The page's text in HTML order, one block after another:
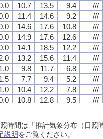
10.7 13.5 9.4
///
11.4 14.6 9.2
///
14.6 17.6 10.8
///
14.9 17.6 12.6
///
14.1 18.5 12.2
///
2.0 13.2 15.6 11.4
///
1.0 9.8 11.7 6.8
///
1.5 7.7 9.4 5.2
///
1.0 10.4 12.2 7.8
///
10.8 12.8 9.5
///
11.3 15.8 7.7
///
13.3 15.8 10.1
///
10.7 13.5 9.4
///
11.4 14.6 9.2
///
14.6 17.6 10.8
///
14.9 17.6 12.6
///
14.1 18.5 12.2
///
2.0 13.2 15.6 11.4
///
1.0 9.8 11.7 6.8
///
1.5 7.7 9.4 5.2
///
1.0 10.4 12.2 7.8
///
10.8 12.8 9.5
///
11.3 15.8 7.7
///
13.3 15.8 10.1
///
10.7 13.5 9.4
///
11.4 14.6 9.2
///
14.6 17.6 10.8
///
14.9 17.6 12.6
///
14.1 18.5 12.2
///
2.0 13.2 15.6 11.4
///
1.0 9.8 11.7 6.8
///
1.5 7.7 9.4 5.2
///
1.0 10.4 12.2 7.8
///
10.8 12.8 9.5
///
11.3 15.8 7.7
///
13.3 15.8 10.1
///
10.7 13.5 9.4
///
11.4 14.6 9.2
///
14.6 17.6 10.8
///
14.9 17.6 12.6
///
14.1 18.5 12.2
///
2.0 13.2 15.6 11.4
///
1.0 9.8 11.7 6.8
///
1.5 7.7 9.4 5.2
///
1.0 10.4 12.2 7.8
///
10.8 12.8 9.5
///
11.3 15.8 7.7
///
13.3 15.8 10.1
///
時間は「推計気象分布（日
説明をご覧ください。